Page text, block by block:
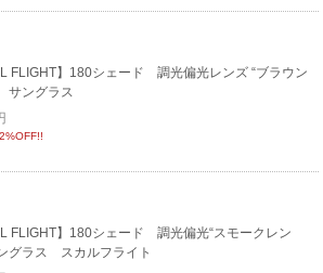
FLIGHT】180シェード 調光偏光レンズ “ブラウン
サングラス
FLIGHT】180シェード 調光偏光“スモークレン
グラス スカルフライト